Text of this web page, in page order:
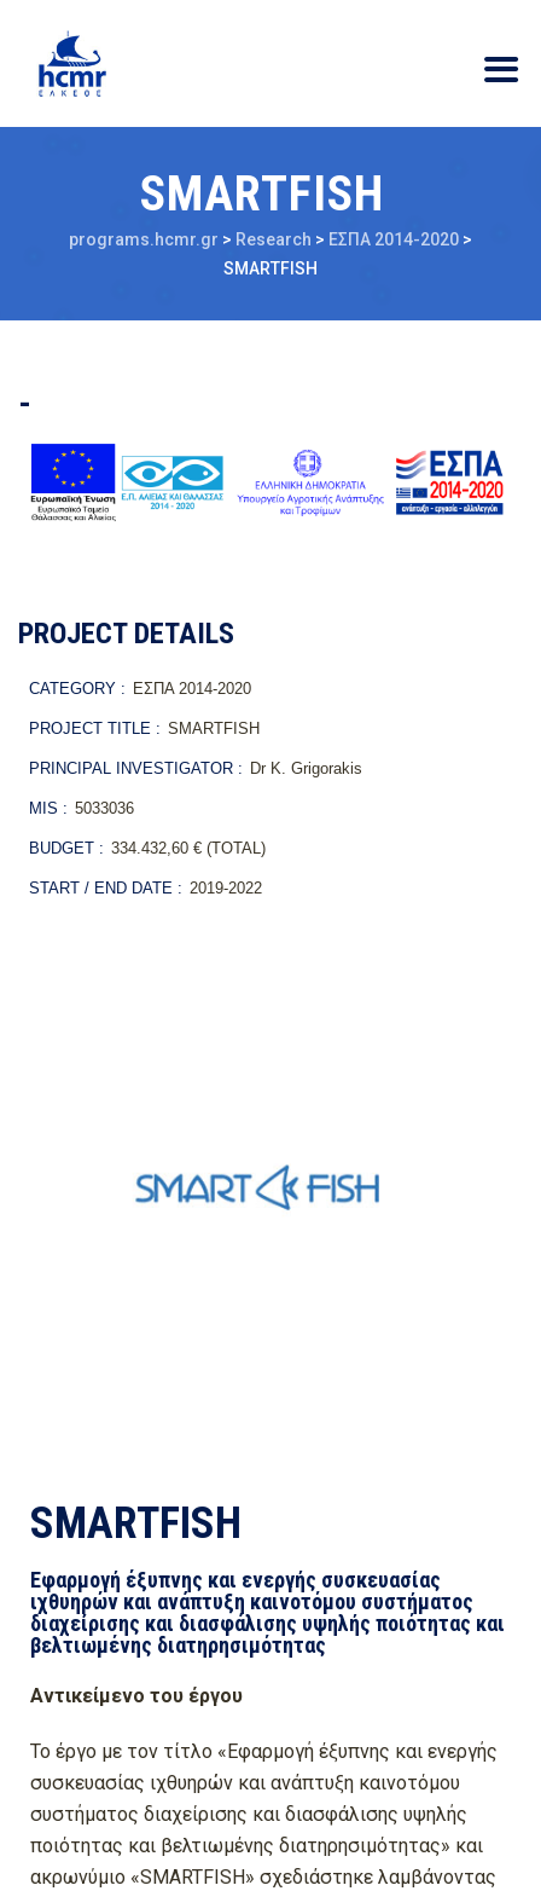
SMARTFISH
programs.hcmr.gr > Research > ΕΣΠΑ 2014-2020 >
SMARTFISH
-
PROJECT DETAILS
CATEGORY : ΕΣΠΑ 2014-2020
PROJECT TITLE : SMARTFISH
PRINCIPAL INVESTIGATOR : Dr K. Grigorakis
MIS : 5033036
BUDGET : 334.432,60 € (TOTAL)
START / END DATE : 2019-2022
SMARTFISH
Εφαρμογή έξυπνης και ενεργής συσκευασίας
ιχθυηρών και ανάπτυξη καινοτόμου συστήματος
διαχείρισης και διασφάλισης υψηλής ποιότητας και
βελτιωμένης διατηρησιμότητας
Αντικείμενο του έργου
Το έργο με τον τίτλο «Εφαρμογή έξυπνης και ενεργής
συσκευασίας ιχθυηρών και ανάπτυξη καινοτόμου
συστήματος διαχείρισης και διασφάλισης υψηλής
ποιότητας και βελτιωμένης διατηρησιμότητας» και
ακρωνύμιο «SMARTFISH» σχεδιάστηκε λαμβάνοντας